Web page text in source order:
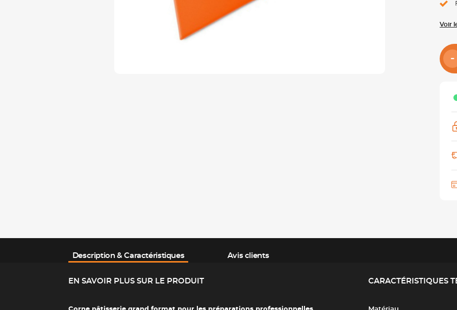
Voir
Description & Caractéristiques Avis clients
EN SAVOIR PLUS SUR LE PRODUIT CARACTÉRISTIQUES